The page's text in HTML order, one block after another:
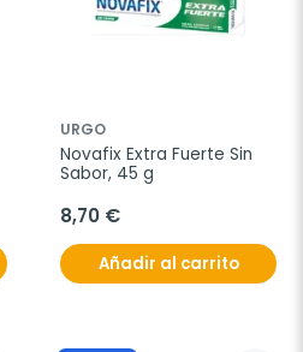
URGO
Novafix Extra Fuerte Sin
Sabor, 45 g
8,70 €
Añadir al carrito